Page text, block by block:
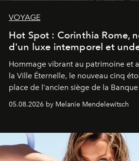
VOYAGE
Hot Spot : Corinthia Rome,
d'un luxe intemporel et
Hommage vibrant au patrimoine et
la Ville Éternelle, le nouveau cinq
place de l'ancien siège de la
05.08.2026 by Melanie Mendelewitsch